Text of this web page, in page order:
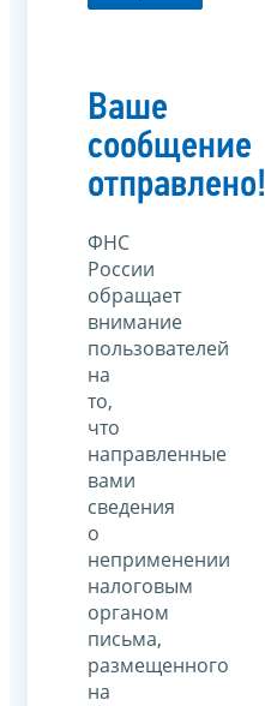
Ваше
сообщение
отправлено!
ФНС
России
обращает
внимание
пользователей
на
то,
что
направленные
вами
сведения
о
неприменении
налоговым
органом
письма,
размещенного
на